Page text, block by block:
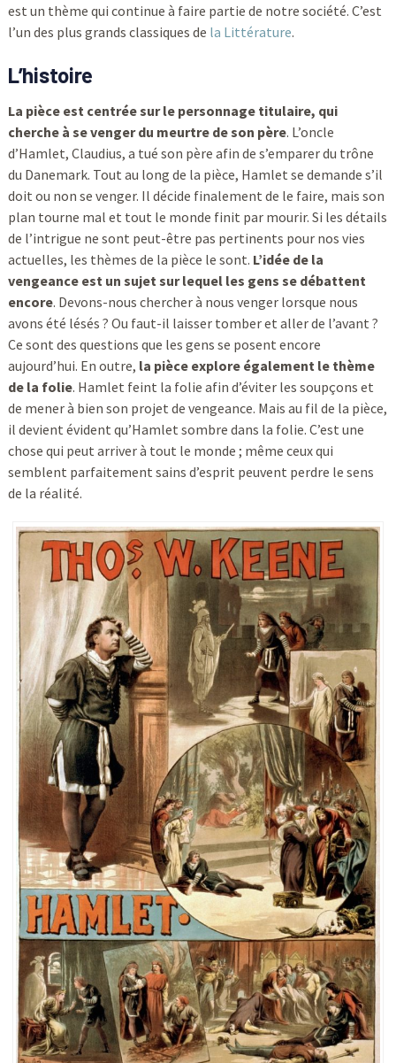
est un thème qui continue à faire partie de notre société. C’est
l’un des plus grands classiques de la Littérature.
L’histoire
La pièce est centrée sur le personnage titulaire, qui
cherche à se venger du meurtre de son père. L’oncle
d’Hamlet, Claudius, a tué son père afin de s’emparer du trône
du Danemark. Tout au long de la pièce, Hamlet se demande s’il
doit ou non se venger. Il décide finalement de le faire, mais son
plan tourne mal et tout le monde finit par mourir. Si les détails
de l’intrigue ne sont peut-être pas pertinents pour nos vies
actuelles, les thèmes de la pièce le sont. L’idée de la
vengeance est un sujet sur lequel les gens se débattent
encore. Devons-nous chercher à nous venger lorsque nous
avons été lésés ? Ou faut-il laisser tomber et aller de l’avant ?
Ce sont des questions que les gens se posent encore
aujourd’hui. En outre, la pièce explore également le thème
de la folie. Hamlet feint la folie afin d’éviter les soupçons et
de mener à bien son projet de vengeance. Mais au fil de la pièce,
il devient évident qu’Hamlet sombre dans la folie. C’est une
chose qui peut arriver à tout le monde ; même ceux qui
semblent parfaitement sains d’esprit peuvent perdre le sens
de la réalité.